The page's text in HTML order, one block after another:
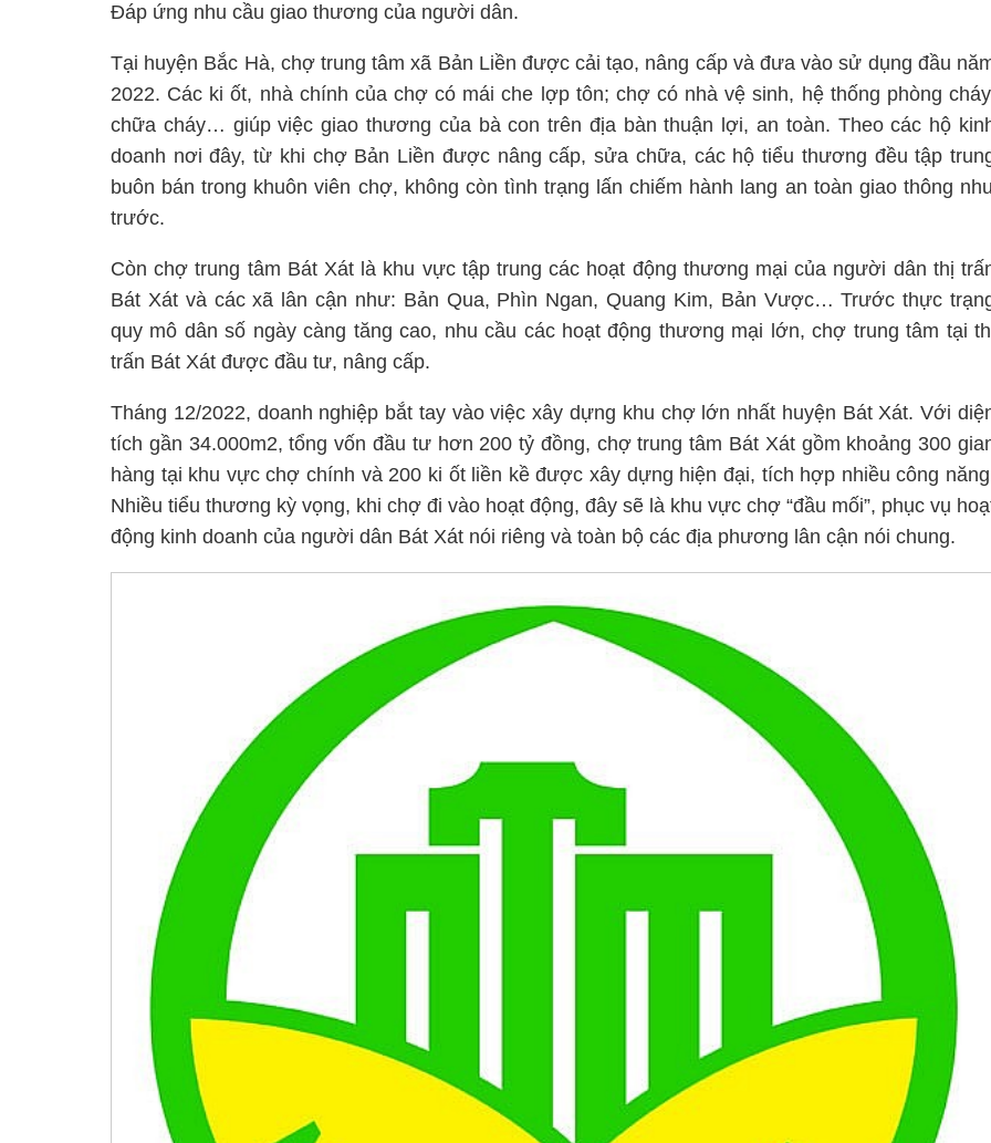
Đáp ứng nhu cầu giao thương của người dân.
Tại huyện Bắc Hà, chợ trung tâm xã Bản Liền được cải tạo, nâng cấp và đưa vào sử dụng đầu
2022. Các ki ốt, nhà chính của chợ có mái che lợp tôn; chợ có nhà vệ sinh, hệ thống phòng
chữa cháy… giúp việc giao thương của bà con trên địa bàn thuận lợi, an toàn. Theo các hộ
doanh nơi đây, từ khi chợ Bản Liền được nâng cấp, sửa chữa, các hộ tiểu thương đều tập
buôn bán trong khuôn viên chợ, không còn tình trạng lấn chiếm hành lang an toàn giao thông
trước.
Còn chợ trung tâm Bát Xát là khu vực tập trung các hoạt động thương mại của người dân thị
Bát Xát và các xã lân cận như: Bản Qua, Phìn Ngan, Quang Kim, Bản Vược… Trước thực
quy mô dân số ngày càng tăng cao, nhu cầu các hoạt động thương mại lớn, chợ trung tâm tại
trấn Bát Xát được đầu tư, nâng cấp.
Tháng 12/2022, doanh nghiệp bắt tay vào việc xây dựng khu chợ lớn nhất huyện Bát Xát. Với
tích gần 34.000m2, tổng vốn đầu tư hơn 200 tỷ đồng, chợ trung tâm Bát Xát gồm khoảng 300
hàng tại khu vực chợ chính và 200 ki ốt liền kề được xây dựng hiện đại, tích hợp nhiều công
Nhiều tiểu thương kỳ vọng, khi chợ đi vào hoạt động, đây sẽ là khu vực chợ “đầu mối”, phục vụ
động kinh doanh của người dân Bát Xát nói riêng và toàn bộ các địa phương lân cận nói chung.